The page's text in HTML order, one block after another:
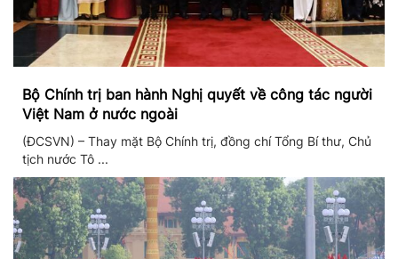
Bộ Chính trị ban hành Nghị quyết về công tác người
Việt Nam ở nước ngoài
(ĐCSVN) – Thay mặt Bộ Chính trị, đồng chí Tổng Bí thư, Chủ
tịch nước Tô ...